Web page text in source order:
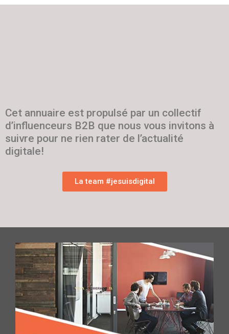
Cet annuaire est propulsé par un collectif
d’influenceurs B2B que nous vous invitons à
suivre pour ne rien rater de l’actualité
digitale!
La team #jesuisdigital